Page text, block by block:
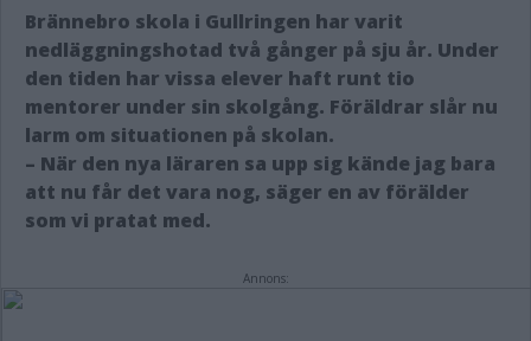
Brännebro skola i Gullringen har varit
nedläggningshotad två gånger på sju år. Under
den tiden har vissa elever haft runt tio
mentorer under sin skolgång. Föräldrar slår nu
larm om situationen på skolan.
– När den nya läraren sa upp sig kände jag bara
att nu får det vara nog, säger en av förälder
som vi pratat med.
Annons: